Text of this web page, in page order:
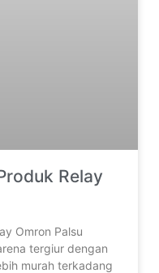
Relay
Omron Palsu
tergiur dengan
murah terkadang